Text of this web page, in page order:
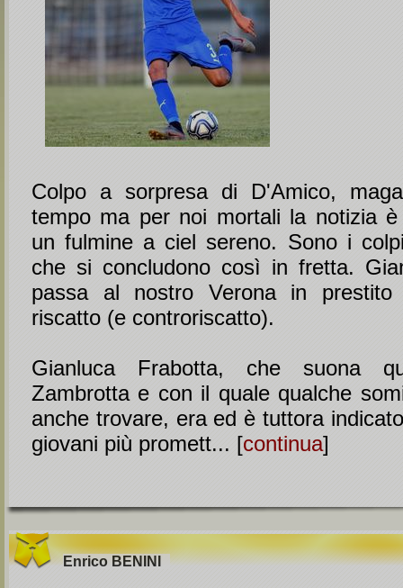
Colpo a sorpresa di D'Amico,
tempo ma per noi mortali la notizia
un fulmine a ciel sereno. Sono i
che si concludono così in fretta.
passa al nostro Verona in
riscatto (e controriscatto).
Gianluca Frabotta, che suona
Zambrotta e con il quale qualche
anche trovare, era ed è tuttora
giovani più promett... [continua]
Enrico BENINI